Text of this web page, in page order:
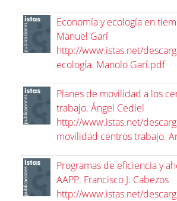
Economía y ecología en
Manuel Garí
http://www.istas.net/
ecología. Manolo Garí.pdf
Planes de movilidad a los
trabajo. Ángel Cediel
http://www.istas.net/
movilidad centros trabajo.
Programas de eficiencia y
AAPP. Francisco J. Cabezos
http://www.istas.net/